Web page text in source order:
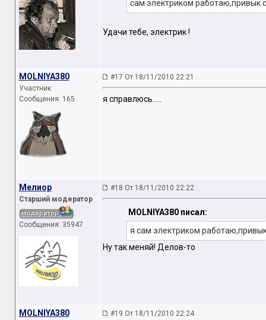
сам электриком работаю,привык
Удачи тебе, электрик !
MOLNIYA380
Участник
Сообщения: 165
#17 От 18/11/2010 22:21
я справлюсь.....
Мелиор
Старший модератор
Сообщения: 35947
#18 От 18/11/2010 22:22
MOLNIYA380 писал:
я сам электриком
Ну так меняй! Делов-то
MOLNIYA380 #19 От 18/11/2010 22:24